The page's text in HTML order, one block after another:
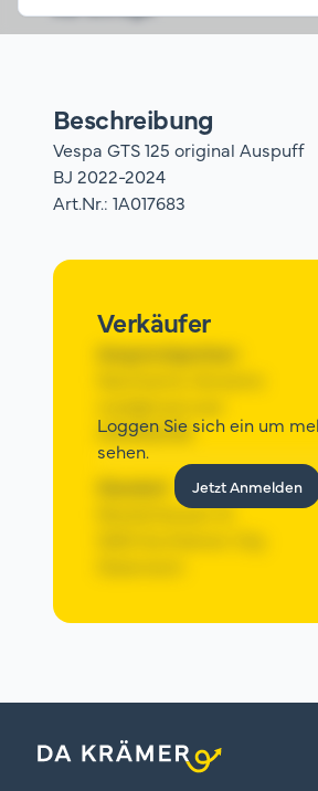
Beschreibung
Vespa GTS 125 original Auspuff
BJ 2022-2024
Art.Nr.: 1A017683
Verkäufer
Ansprechpartner:
0123456789
Musterhausen 12
Loggen Sie sich ein um
sehen.
Jetzt Anmelden